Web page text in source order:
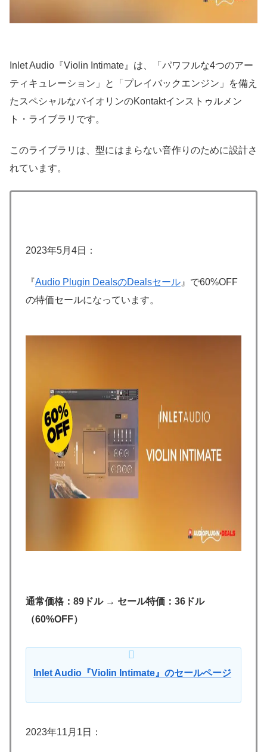
Inlet Audio『Violin Intimate』は、「パワフルな4つのアー
ティキュレーション」と「プレイバックエンジン」を備え
たスペシャルなバイオリンのKontaktインストゥルメン
ト・ライブラリです。
このライブラリは、型にはまらない音作りのために設計さ
れています。
2023年5月4日：
『Audio Plugin DealsのDealsセール 』で60%OFF
の特価セールになっています。
通常価格：89ドル→ セール特価：36ドル
（60%OFF）
Inlet Audio『Violin Intimate』のセールページ
2023年11月1日：